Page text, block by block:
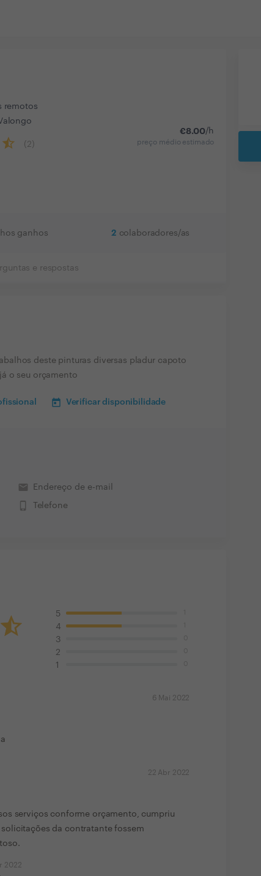
remotos
( 2
€8.00/h
preço médio estimado
ganhos 2 colaboradores/as
e respostas
deste pinturas diversas pladur capoto
o seu orçamento
Verificar disponibilidade
email Endereço de e-mail
phone_iphone Telefone
5
4
3
2
1
6 Mai 2022
22 Abr 2022
serviços conforme orçamento, cumpriu
da contratante fossem
2022